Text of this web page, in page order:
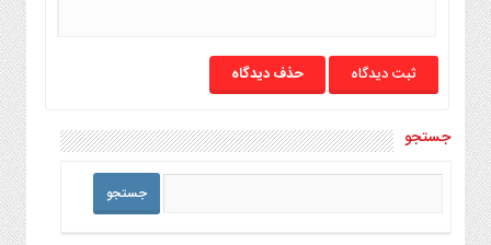
حذف دیدگاه
جستجو